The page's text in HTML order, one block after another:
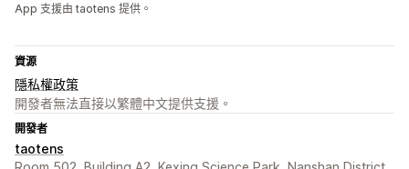
App 支援由 taotens 提供。
資源
隱私權政策
開發者無法直接以繁體中文提供支援。
開發者
taotens